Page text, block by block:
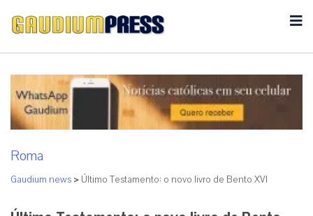
Roma
Gaudium news > Último Testamento: o novo livro de Bento XVI